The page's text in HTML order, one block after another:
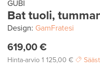
GUBI
Bat tuoli,
Design: GamFratesi
619,00 €
Hinta-arvio 1 125,00 €